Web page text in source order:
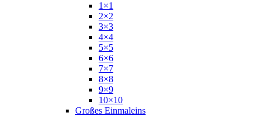
1×1
2×2
3×3
4×4
5×5
6×6
7×7
8×8
9×9
10×10
Großes Einmaleins